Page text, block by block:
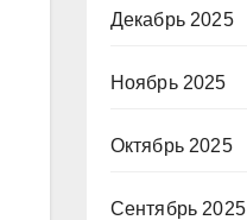
Декабрь 2025
Ноябрь 2025
Октябрь 2025
Сентябрь 2025